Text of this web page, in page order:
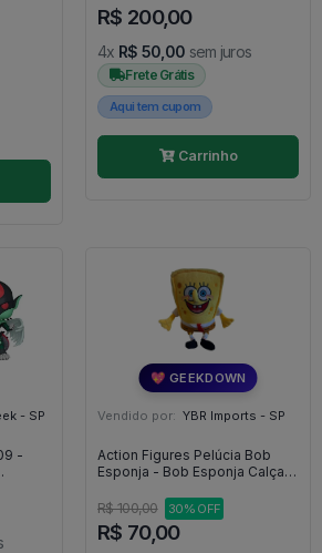
#401
R$ 200,00
4x R$ 50,00 sem juros
Frete Grátis
Aqui tem cupom
Carrinho
- SP
-
💖 GEEKDOWN
Vendido por: YBR Imports - SP
Action Figures Pelúcia Bob
Esponja - Bob Esponja Calça
R$ 100,00
30% OFF
R$ 70,00